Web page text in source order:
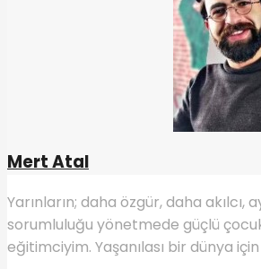
Mert Atal
Yarınların; daha özgür, daha akılcı,
sorumluluğu yönetmede güçlü
eğitimciyim. Yaşanılası bir dünya